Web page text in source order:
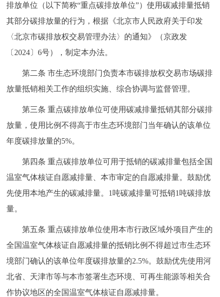
한국어
ESPAÑOL العربية PORTUGUÊS
排放单位（以下简称“重点碳排放单位”）使用碳减排量抵销
其部分碳排放量的行为，根据《北京市人民政府关于印发
〈北京市碳排放权交易管理办法〉的通知》（京政发
〔2024〕6号），制定本办法。
第二条 市生态环境部门负责本市碳排放权交易市场碳排
放量抵销相关工作的组织实施、综合协调与监督管理。
第三条 重点碳排放单位可使用碳减排量抵销其部分碳排
放量，使用比例不得高于市生态环境部门当年确认的该单位
年度碳排放量的5%。
第四条 重点碳排放单位可用于抵销的碳减排量包括全国
温室气体核证自愿减排量、本市审定的自愿减排量。鼓励优
先使用本地产生的碳减排量。1吨碳减排量可抵销1吨碳排放
量。
第五条 重点碳排放单位使用本市行政区域外项目产生的
全国温室气体核证自愿减排量的抵销比例不得超过市生态环
境部门确认的该单位年度碳排放量的2.5%。鼓励优先使用河
北省、天津市等与本市签署生态环境、可再生能源等相关合
作协议地区的全国温室气体核证自愿减排量。